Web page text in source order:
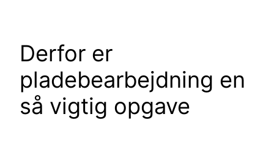
Derfor er
pladebearbejdning en
så vigtig opgave